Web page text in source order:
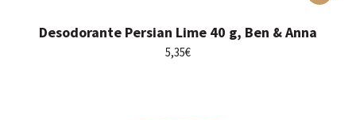
Desodorante Persian Lime 40 g, Ben & Anna
5,35€